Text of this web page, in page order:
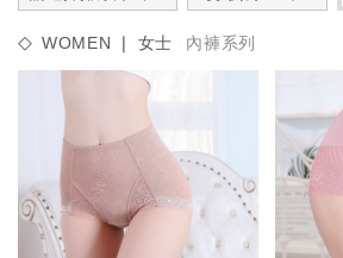
WOMEN ❘ 女士 內褲系列